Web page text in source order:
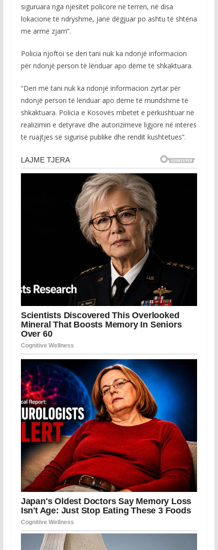
siguruara nga njësitet policore në terren, në disa
lokacione të ndryshme, janë dëgjuar po ashtu të shtëna
me armë zjarri”.
Policia njoftoi se deri tani nuk ka ndonjë informacion
për ndonjë person të lënduar apo dëme të shkaktuara.
“Deri më tani nuk ka ndonjë informacion zyrtar për
ndonjë person të lënduar apo dëme të mundshme të
shkaktuara. Policia e Kosovës mbetet e përkushtuar në
realizimin e detyrave dhe autorizimeve ligjore në interes
të ruajtjes së sigurisë publike dhe rendit kushtetues”.